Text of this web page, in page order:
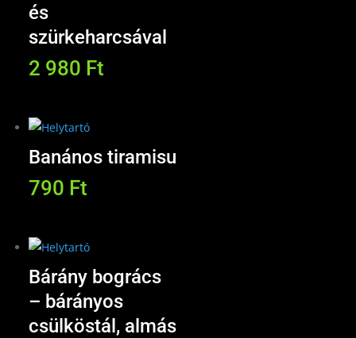
és
szürkeharcsával
2 980 Ft
Banános tiramisu
790 Ft
Bárány bogrács
– bárányos
csülköstál, almás